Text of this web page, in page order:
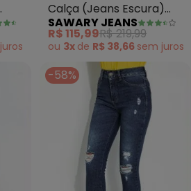
juros
Calça (Jeans Escura)
Super Lipo Básica Sawary
SAWARY JEANS
R$ 115,99R$ 219,99
ou 3x de R$ 38,66 sem juros
-58%